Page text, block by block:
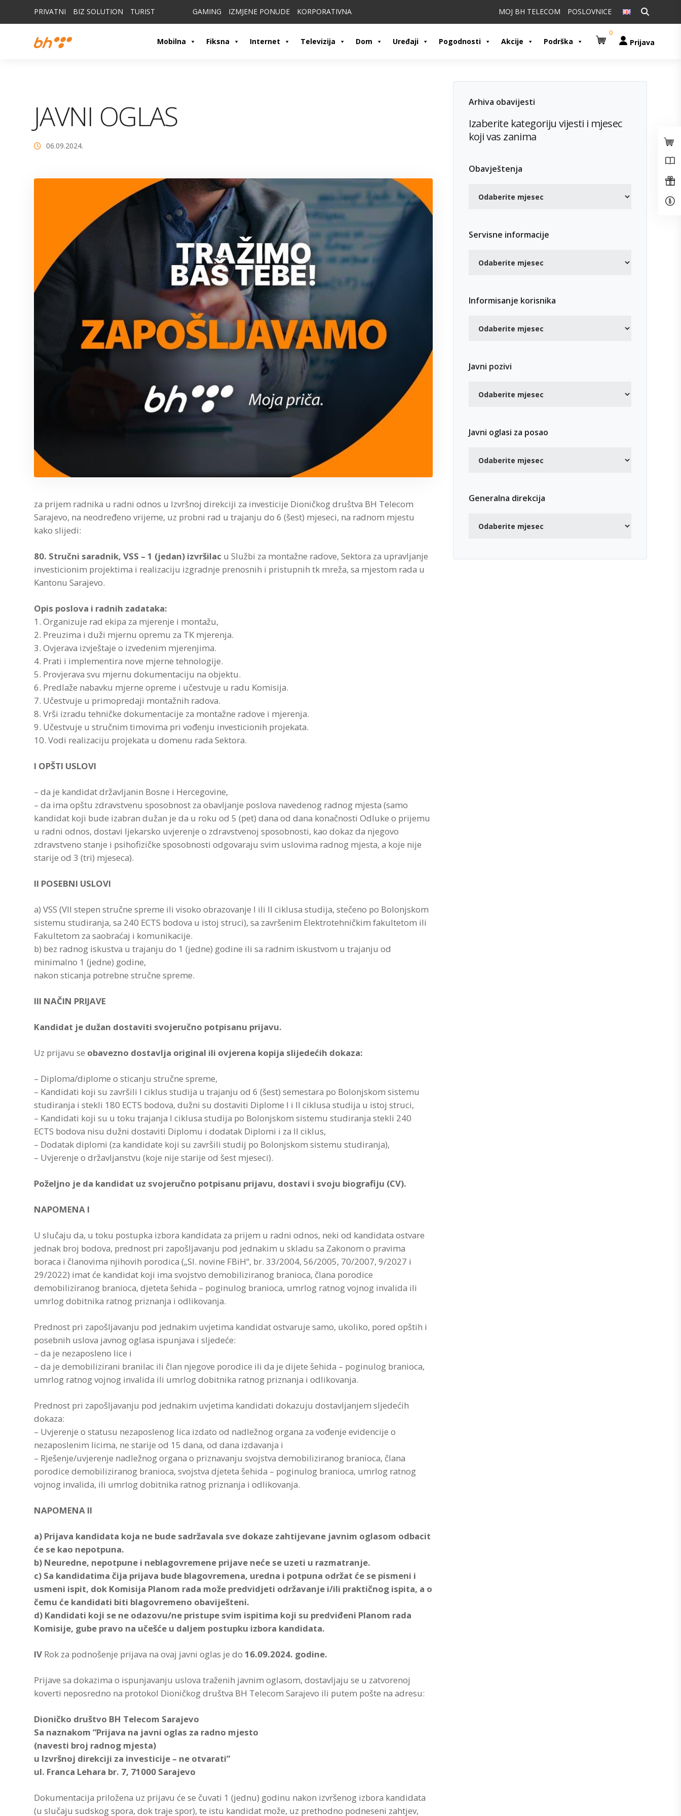
PRIVATNI BIZ SOLUTION TURIST GAMING IZMJENE PONUDE KORPORATIVNA Pretraži:
MOJ BH TELECOM POSLOVNICE
Mobilna Fiksna Internet Televizija Dom Uređaji Pogodnosti Akcije Podrška
0
Prijava
JAVNI OGLAS
06.09.2024.
za prijem radnika u radni odnos u Izvršnoj direkciji za investicije Dioničkog društva BH Telecom
Sarajevo, na neodređeno vrijeme, uz probni rad u trajanju do 6 (šest) mjeseci, na radnom mjestu
kako slijedi:
80. Stručni saradnik, VSS – 1 (jedan) izvršilac u Službi za montažne radove, Sektora za upravljanje
investicionim projektima i realizaciju izgradnje prenosnih i pristupnih tk mreža, sa mjestom rada u
Kantonu Sarajevo.
Opis poslova i radnih zadataka:
1. Organizuje rad ekipa za mjerenje i montažu,
2. Preuzima i duži mjernu opremu za TK mjerenja.
3. Ovjerava izvještaje o izvedenim mjerenjima.
4. Prati i implementira nove mjerne tehnologije.
5. Provjerava svu mjernu dokumentaciju na objektu.
6. Predlaže nabavku mjerne opreme i učestvuje u radu Komisija.
7. Učestvuje u primopredaji montažnih radova.
8. Vrši izradu tehničke dokumentacije za montažne radove i mjerenja.
9. Učestvuje u stručnim timovima pri vođenju investicionih projekata.
10. Vodi realizaciju projekata u domenu rada Sektora.
I OPŠTI USLOVI
– da je kandidat državljanin Bosne i Hercegovine,
– da ima opštu zdravstvenu sposobnost za obavljanje poslova navedenog radnog mjesta (samo
kandidat koji bude izabran dužan je da u roku od 5 (pet) dana od dana konačnosti Odluke o prijemu
u radni odnos, dostavi ljekarsko uvjerenje o zdravstvenoj sposobnosti, kao dokaz da njegovo
zdravstveno stanje i psihofizičke sposobnosti odgovaraju svim uslovima radnog mjesta, a koje nije
starije od 3 (tri) mjeseca).
II POSEBNI USLOVI
a) VSS (VII stepen stručne spreme ili visoko obrazovanje I ili II ciklusa studija, stečeno po Bolonjskom
sistemu studiranja, sa 240 ECTS bodova u istoj struci), sa završenim Elektrotehničkim fakultetom ili
Fakultetom za saobraćaj i komunikacije.
b) bez radnog iskustva u trajanju do 1 (jedne) godine ili sa radnim iskustvom u trajanju od
minimalno 1 (jedne) godine,
nakon sticanja potrebne stručne spreme.
III NAČIN PRIJAVE
Kandidat je dužan dostaviti svojeručno potpisanu prijavu.
Uz prijavu se obavezno dostavlja original ili ovjerena kopija slijedećih dokaza:
– Diploma/diplome o sticanju stručne spreme,
– Kandidati koji su završili I ciklus studija u trajanju od 6 (šest) semestara po Bolonjskom sistemu
studiranja i stekli 180 ECTS bodova, dužni su dostaviti Diplome I i II ciklusa studija u istoj struci,
– Kandidati koji su u toku trajanja I ciklusa studija po Bolonjskom sistemu studiranja stekli 240
ECTS bodova nisu dužni dostaviti Diplomu i dodatak Diplomi i za II ciklus,
– Dodatak diplomi (za kandidate koji su završili studij po Bolonjskom sistemu studiranja),
– Uvjerenje o državljanstvu (koje nije starije od šest mjeseci).
Poželjno je da kandidat uz svojeručno potpisanu prijavu, dostavi i svoju biografiju (CV).
NAPOMENA I
U slučaju da, u toku postupka izbora kandidata za prijem u radni odnos, neki od kandidata ostvare
jednak broj bodova, prednost pri zapošljavanju pod jednakim u skladu sa Zakonom o pravima
boraca i članovima njihovih porodica („Sl. novine FBiH“, br. 33/2004, 56/2005, 70/2007, 9/2027 i
29/2022) imat će kandidat koji ima svojstvo demobiliziranog branioca, člana porodice
demobiliziranog branioca, djeteta šehida – poginulog branioca, umrlog ratnog vojnog invalida ili
umrlog dobitnika ratnog priznanja i odlikovanja.
Prednost pri zapošljavanju pod jednakim uvjetima kandidat ostvaruje samo, ukoliko, pored opštih i
posebnih uslova javnog oglasa ispunjava i sljedeće:
– da je nezaposleno lice i
– da je demobilizirani branilac ili član njegove porodice ili da je dijete šehida – poginulog branioca,
umrlog ratnog vojnog invalida ili umrlog dobitnika ratnog priznanja i odlikovanja.
Prednost pri zapošljavanju pod jednakim uvjetima kandidati dokazuju dostavljanjem sljedećih
dokaza:
– Uvjerenje o statusu nezaposlenog lica izdato od nadležnog organa za vođenje evidencije o
nezaposlenim licima, ne starije od 15 dana, od dana izdavanja i
– Rješenje/uvjerenje nadležnog organa o priznavanju svojstva demobiliziranog branioca, člana
porodice demobiliziranog branioca, svojstva djeteta šehida – poginulog branioca, umrlog ratnog
vojnog invalida, ili umrlog dobitnika ratnog priznanja i odlikovanja.
NAPOMENA II
a) Prijava kandidata koja ne bude sadržavala sve dokaze zahtijevane javnim oglasom odbacit
će se kao nepotpuna.
b) Neuredne, nepotpune i neblagovremene prijave neće se uzeti u razmatranje.
c) Sa kandidatima čija prijava bude blagovremena, uredna i potpuna održat će se pismeni i
usmeni ispit, dok Komisija Planom rada može predvidjeti održavanje i/ili praktičnog ispita, a o
čemu će kandidati biti blagovremeno obaviješteni.
d) Kandidati koji se ne odazovu/ne pristupe svim ispitima koji su predviđeni Planom rada
Komisije, gube pravo na učešće u daljem postupku izbora kandidata.
IV Rok za podnošenje prijava na ovaj javni oglas je do 16.09.2024. godine.
Prijave sa dokazima o ispunjavanju uslova traženih javnim oglasom, dostavljaju se u zatvorenoj
koverti neposredno na protokol Dioničkog društva BH Telecom Sarajevo ili putem pošte na adresu:
Dioničko društvo BH Telecom Sarajevo
Sa naznakom ”Prijava na javni oglas za radno mjesto
(navesti broj radnog mjesta)
u Izvršnoj direkciji za investicije – ne otvarati”
ul. Franca Lehara br. 7, 71000 Sarajevo
Dokumentacija priložena uz prijavu će se čuvati 1 (jednu) godinu nakon izvršenog izbora kandidata
(u slučaju sudskog spora, dok traje spor), te istu kandidat može, uz prethodno podneseni zahtjev,
Arhiva obavijesti
Izaberite kategoriju vijesti i mjesec
koji vas zanima
Obavještenja
Servisne informacije
Informisanje korisnika
Javni pozivi
Javni oglasi za posao
Generalna direkcija